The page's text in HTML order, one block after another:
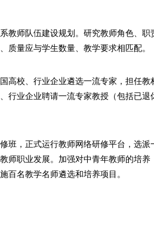
教师队伍建设规划。研究教师角色、
质量应与学生数量、教学要求相匹配。
高校、行业企业遴选一流专家，担任
行业企业聘请一流专家教授（包括已
班，正式运行教师网络研修平台，选
师职业发展。加强对中青年教师的培
百名教学名师遴选和培养项目。